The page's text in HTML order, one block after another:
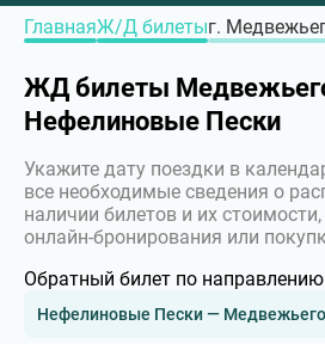
ГлавнаяЖ/Д билетыг.
ЖД билеты
Нефелиновые Пески
Укажите дату поездки в
все необходимые сведения о
наличии билетов и их
онлайн-бронирования или
Обратный билет по
Нефелиновые Пески —